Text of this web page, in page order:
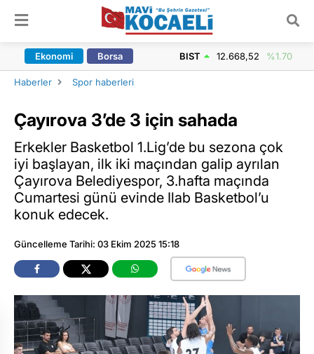
Ekonomi Borsa BIST 12.668,52 %1.70
Haberler Spor haberleri
Çayırova 3’de 3 için sahada
Erkekler Basketbol 1.Lig’de bu sezona çok
iyi başlayan, ilk iki maçından galip ayrılan
Çayırova Belediyespor, 3.hafta maçında
Cumartesi günü evinde Ilab Basketbol’u
konuk edecek.
Güncelleme Tarihi: 03 Ekim 2025 15:18